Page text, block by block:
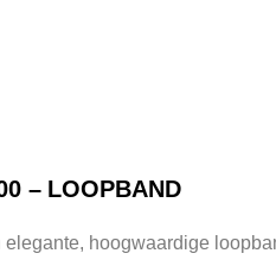
– LOOPBAND
elegante, hoogwaardige